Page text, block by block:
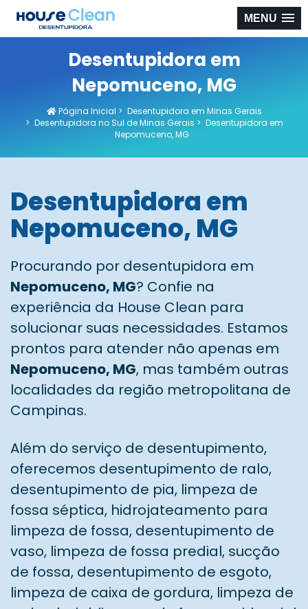
MENU
Desentupidora em
Nepomuceno, MG
Página Inicial > Desentupidora em Minas Gerais
> Desentupidora no Sul de Minas Gerais > Desentupidora em
Nepomuceno, MG
Desentupidora em
Nepomuceno, MG
Procurando por desentupidora em
Nepomuceno, MG? Confie na
experiência da House Clean para
solucionar suas necessidades. Estamos
prontos para atender não apenas em
Nepomuceno, MG, mas também outras
localidades da região metropolitana de
Campinas.
Além do serviço de desentupimento,
oferecemos desentupimento de ralo,
desentupimento de pia, limpeza de
fossa séptica, hidrojateamento para
limpeza de fossa, desentupimento de
vaso, limpeza de fossa predial, sucção
de fossa, desentupimento de esgoto,
limpeza de caixa de gordura, limpeza de